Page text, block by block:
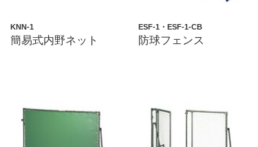
KNN-1
簡易式内野ネット
ESF-1・ESF-1-CB
防球フェンス